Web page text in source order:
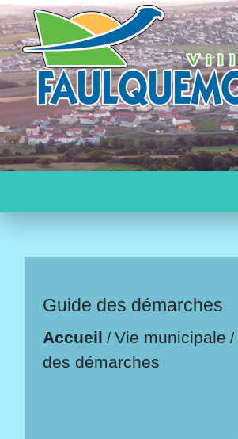
Guide des démarches
Accueil /Vie municipale /
des démarches